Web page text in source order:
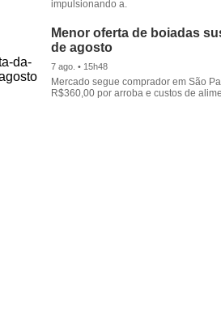
impulsionando a.
Menor oferta de boiadas
de agosto
7 ago. • 15h48
Mercado segue comprador em São
R$360,00 por arroba e custos de